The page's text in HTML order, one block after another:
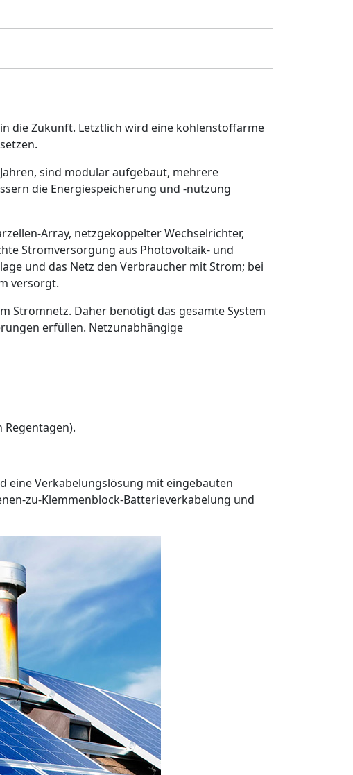
die Zukunft. Letztlich wird eine kohlenstoffarme
sind modular aufgebaut, mehrere
die Energiespeicherung und -nutzung
Array, netzgekoppelter Wechselrichter,
Stromversorgung aus Photovoltaik- und
und das Netz den Verbraucher mit Strom; bei
versorgt.
Stromnetz. Daher benötigt das gesamte System
erfüllen. Netzunabhängige
eine Verkabelungslösung mit eingebauten
zu-Klemmenblock-Batterieverkabelung und